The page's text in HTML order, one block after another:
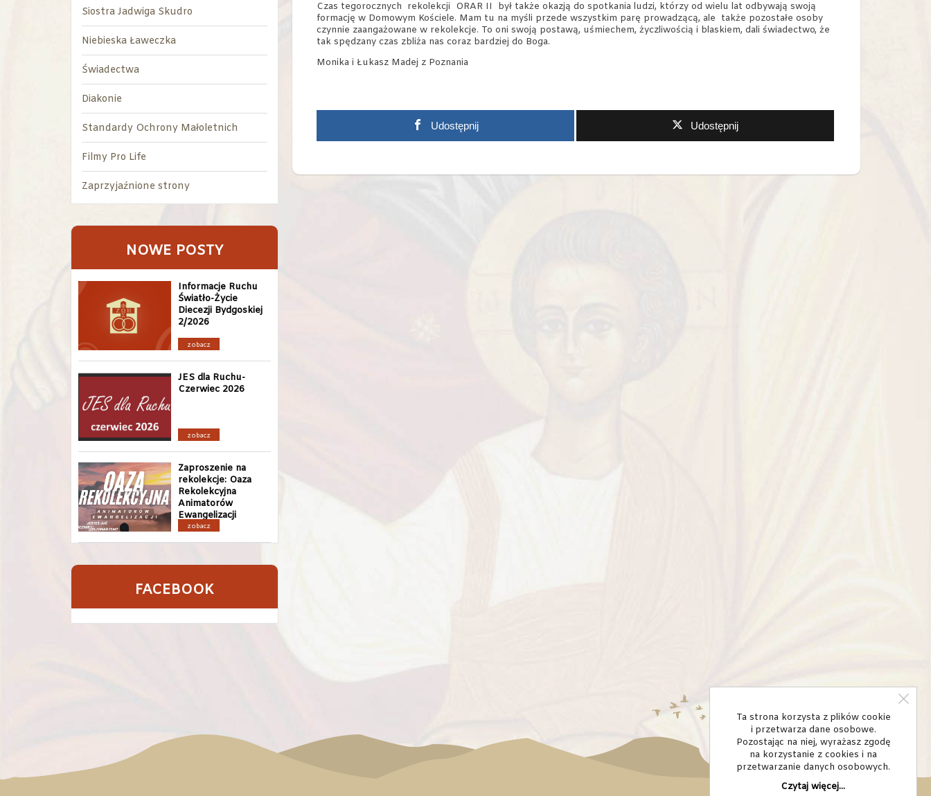
Ta strona korzysta z plików cookie
i przetwarza dane osobowe.
Pozostając na niej, wyrażasz zgodę
na korzystanie z cookies i na
przetwarzanie danych osobowych.
Czytaj więcej...
Czas tegorocznych rekolekcji ORAR II
był także okazją do spotkania ludzi, którzy od wielu lat odbywają swoją
formację w Domowym Kościele. Mam tu na myśli przede wszystkim parę prowadzącą, ale także pozostałe osoby
czynnie zaangażowane w rekolekcje. To oni swoją postawą, uśmiechem, życzliwością i blaskiem, dali świadectwo, że
tak spędzany czas zbliża nas coraz bardziej do Boga.
Monika i Łukasz Madej z Poznania
Udostępnij Udostępnij
Siostra Jadwiga Skudro
Niebieska Ławeczka
Świadectwa
Diakonie
Standardy Ochrony Małoletnich
Filmy Pro Life
Zaprzyjaźnione strony
NOWE POSTY
Informacje Ruchu
Światło-Życie
Diecezji Bydgoskiej
2/2026
zobacz
JES dla Ruchu-
Czerwiec 2026
zobacz
Zaproszenie na
rekolekcje: Oaza
Rekolekcyjna
Animatorów
Ewangelizacji
zobacz
FACEBOOK